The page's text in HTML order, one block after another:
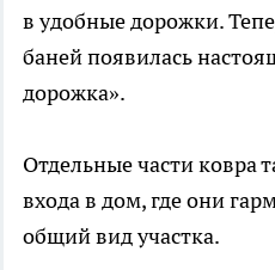
в удобные дорожки.
баней появилась
дорожка».
Отдельные части ковра
входа в дом, где они
общий вид участка.